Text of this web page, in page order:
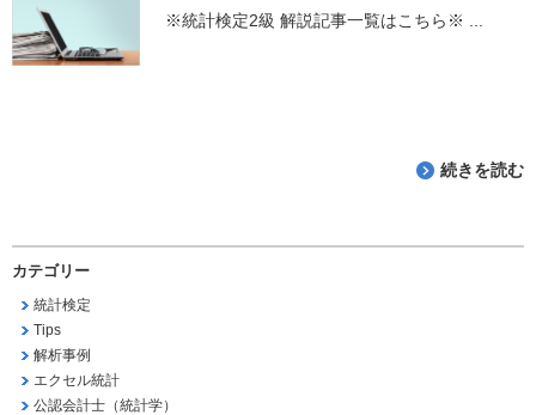
※統計検定2級 解説記事一覧はこちら※ ...
続きを読む
カテゴリー
統計検定
Tips
解析事例
エクセル統計
公認会計士（統計学）